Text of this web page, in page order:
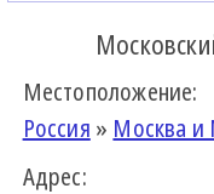
Местоположение:
Россия » Москва и
Адрес: